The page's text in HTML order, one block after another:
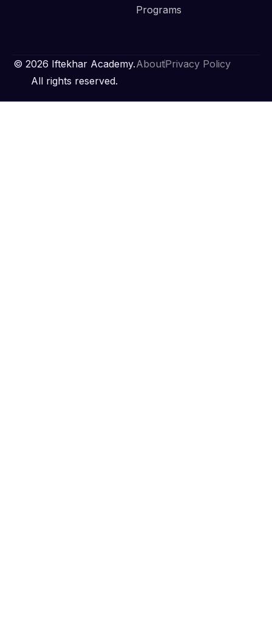
Programs
© 2026 Iftekhar Academy.
All rights reserved.
AboutPrivacy Policy